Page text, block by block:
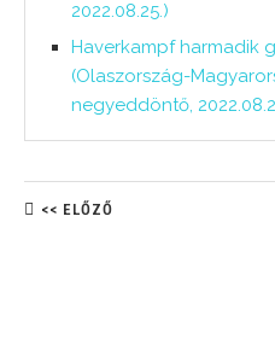
2022.08.25.)
Haverkampf harmadik
(Olaszország-
negyeddöntő,
<< ELŐZŐ